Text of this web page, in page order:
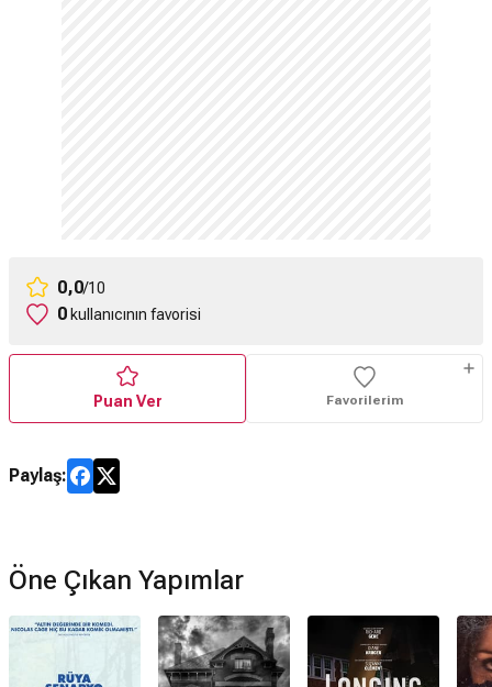
0,0/10
0kullanıcının favorisi
Puan Ver Favorilerim
Paylaş:
Öne Çıkan Yapımlar